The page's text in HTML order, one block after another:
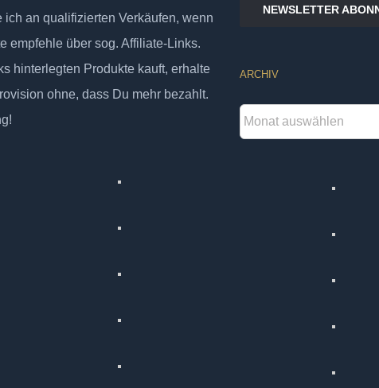
an qualifizierten Verkäufen, wenn
empfehle über sog. Affiliate-Links.
hinterlegten Produkte kauft, erhalte
ohne, dass Du mehr bezahlt.
NEWSLETTER
ARCHIV
Archiv